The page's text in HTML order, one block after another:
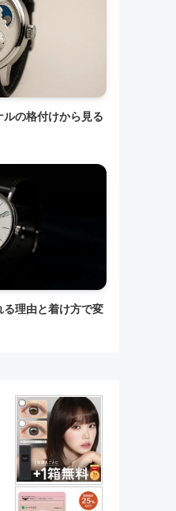
の格付けから見る
る理由と着け方で変